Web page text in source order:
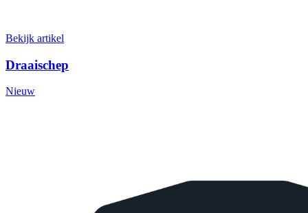
Bekijk artikel
Draaischep
Nieuw